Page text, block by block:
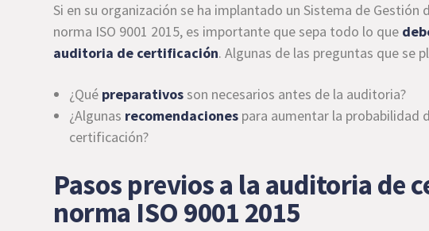
Si en su organización se ha implantado un Sistema de Gestión
norma ISO 9001 2015, es importante que sepa todo lo que
auditoria de certificación. Algunas de las preguntas que se
¿Qué preparativosson necesarios antes de la auditoria?
¿Algunas recomendaciones para aumentar la probabilidad
certificación?
Pasos previos a la auditoria de
norma ISO 9001 2015